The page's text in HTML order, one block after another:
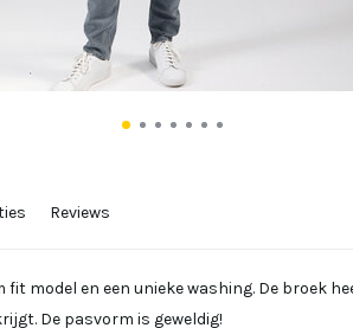
Reviews
fit model en een unieke washing. De broek
De pasvorm is geweldig!